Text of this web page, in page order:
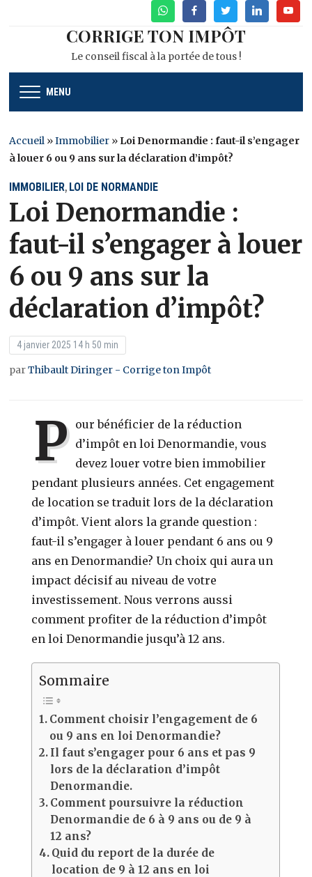
WhatsAppFacebookTwitterLinkedin
CORRIGE TON IMPÔT
Le conseil fiscal à la portée de tous !
MENU
Accueil »Immobilier » Loi Denormandie : faut-il s’engager
à louer 6 ou 9 ans sur la déclaration d’impôt?
IMMOBILIER, LOI DE NORMANDIE
Loi Denormandie :
faut-il s’engager à louer
6 ou 9 ans sur la
déclaration d’impôt?
4 janvier 2025 14 h 50 min
parThibault Diringer - Corrige ton Impôt
P our bénéficier de la réduction
d’impôt en loi Denormandie, vous
devez louer votre bien immobilier
pendant plusieurs années. Cet engagement
de location se traduit lors de la déclaration
d’impôt. Vient alors la grande question :
faut-il s’engager à louer pendant 6 ans ou 9
ans en Denormandie? Un choix qui aura un
impact décisif au niveau de votre
investissement. Nous verrons aussi
comment profiter de la réduction d’impôt
en loi Denormandie jusqu’à 12 ans.
Sommaire
Comment choisir l’engagement de 6
ou 9 ans en loi Denormandie?
Il faut s’engager pour 6 ans et pas 9
lors de la déclaration d’impôt
Denormandie.
Comment poursuivre la réduction
Denormandie de 6 à 9 ans ou de 9 à
12 ans?
Quid du report de la durée de
location de 9 à 12 ans en loi